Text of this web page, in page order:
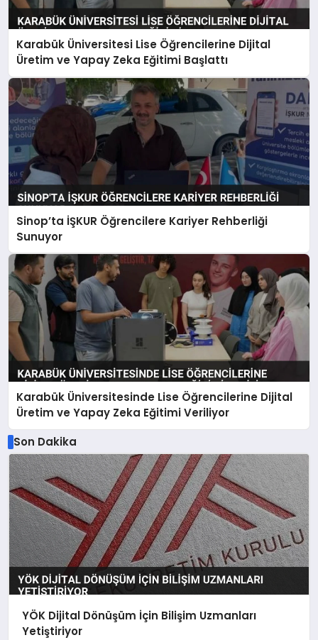
Karabük Üniversitesi Lise Öğrencilerine Dijital
Üretim ve Yapay Zeka Eğitimi Başlattı
Sinop’ta İŞKUR Öğrencilere Kariyer Rehberliği
Sunuyor
Karabük Üniversitesinde Lise Öğrencilerine Dijital
Üretim ve Yapay Zeka Eğitimi Veriliyor
Son Dakika
YÖK Dijital Dönüşüm İçin Bilişim Uzmanları
Yetiştiriyor